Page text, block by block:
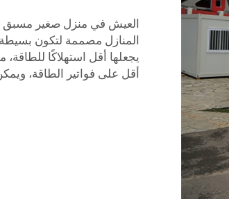
العيش في منزل صغير مسبق
المنازل مصممة لتكون بسيطة
يجعلها أقل استهلاكًا
أقل على فواتير الطاقة،